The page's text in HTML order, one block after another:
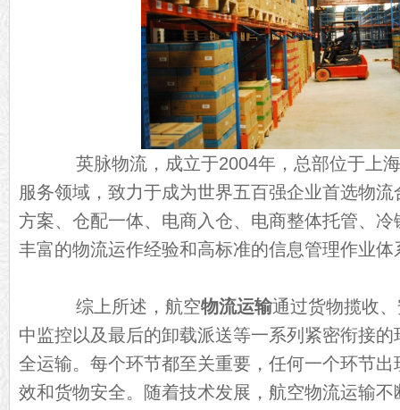
英脉物流，成立于2004年，总部位于上海
服务领域，致力于成为世界五百强企业首选物
方案、仓配一体、电商入仓、电商整体托管、
丰富的物流运作经验和高标准的信息管理作业体
综上所述，航空物流运输通过货物揽收
中监控以及最后的卸载派送等一系列紧密衔接
全运输。每个环节都至关重要，任何一个环节
效和货物安全。随着技术发展，航空物流运输